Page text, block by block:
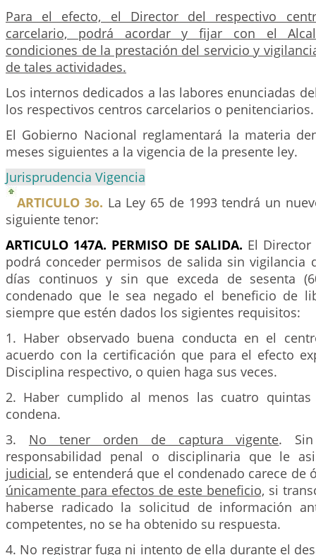
Para el efecto, el Director del respectivo
carcelario, podrá acordar y fijar con el
condiciones de la prestación del servicio y
de tales actividades.
Los internos dedicados a las labores enunciadas
los respectivos centros carcelarios o penitenciarios.
El Gobierno Nacional reglamentará la materia
meses siguientes a la vigencia de la presente ley.
Jurisprudencia Vigencia
ARTICULO 3o. La Ley 65 de 1993 tendrá un
siguiente tenor:
ARTICULO 147A. PERMISO DE SALIDA. El
podrá conceder permisos de salida sin vigilancia
días continuos y sin que exceda de sesenta
condenado que le sea negado el beneficio de
siempre que estén dados los sigientes requisitos:
1. Haber observado buena conducta en el
acuerdo con la certificación que para el efecto
Disciplina respectivo, o quien haga sus veces.
2. Haber cumplido al menos las cuatro
condena.
3. No tener orden de captura vigente.
responsabilidad penal o disciplinaria que le
judicial, se entenderá que el condenado carece de
únicamente para efectos de este beneficio, si
haberse radicado la solicitud de información
competentes, no se ha obtenido su respuesta.
4. No registrar fuga ni intento de ella durante el